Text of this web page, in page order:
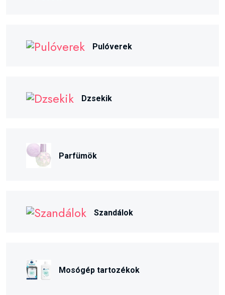
Pulóverek
Dzsekik
Parfümök
Szandálok
Mosógép tartozékok